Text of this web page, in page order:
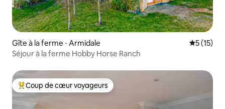
Gîte à la ferme ⋅ Armidale
5 (15)
Séjour à la ferme Hobby Horse Ranch
Coups de cœur voyageurs les plus appréciés
Coup de cœur voyageurs